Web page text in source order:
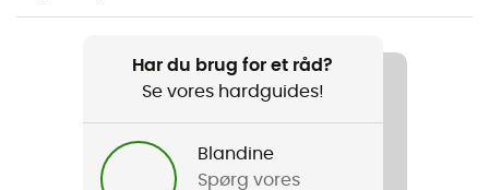
Vægt
Grands Montets Pant
Vandtæthed
Har du brug for et råd?
Se vores hardguides!
Blandine
Spørg vores